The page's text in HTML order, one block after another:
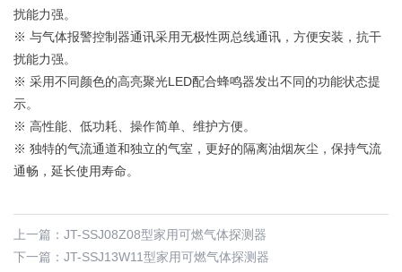
扰能力强。
※ 与气体报警控制器通讯采用无极性两总线通讯，方便安装，抗干
扰能力强。
※ 采用不同颜色的高亮聚光LED配合蜂鸣器发出不同的功能状态提
示。
※ 高性能、低功耗、操作简单、维护方便。
※ 独特的气流通道和独立的气室，更好的隔离油烟灰尘，保持气流
通畅，延长使用寿命。
上一篇： JT-SSJ08Z08型家用可燃气体探测器
下一篇： JT-SSJ13W11型家用可燃气体探测器